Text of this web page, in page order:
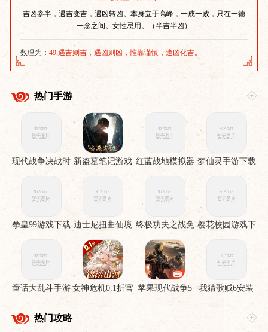
吉凶参半，遇吉变吉，遇凶转凶。本身立于高峰，一成一败，只在一德
一念之间。女性忌用。（半吉半凶）
数理为：49,遇吉则吉，遇凶则凶，惟靠谨慎，逢凶化吉。
热门手游
现代战争决战时
刻手机版
新盗墓笔记游戏 红蓝战地模拟器
手游
梦仙灵手游下载
拳皇99游戏下载 迪士尼扭曲仙境 终极功夫之战免
费版
樱花校园游戏下
童话大乱斗手游 女神危机0.1折官 苹果现代战争5
眩晕风暴破解直
裝版
我猜歌贼6安装
热门攻略